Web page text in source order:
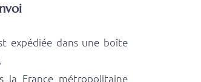
expédiée dans une boîte
la France métropolitaine